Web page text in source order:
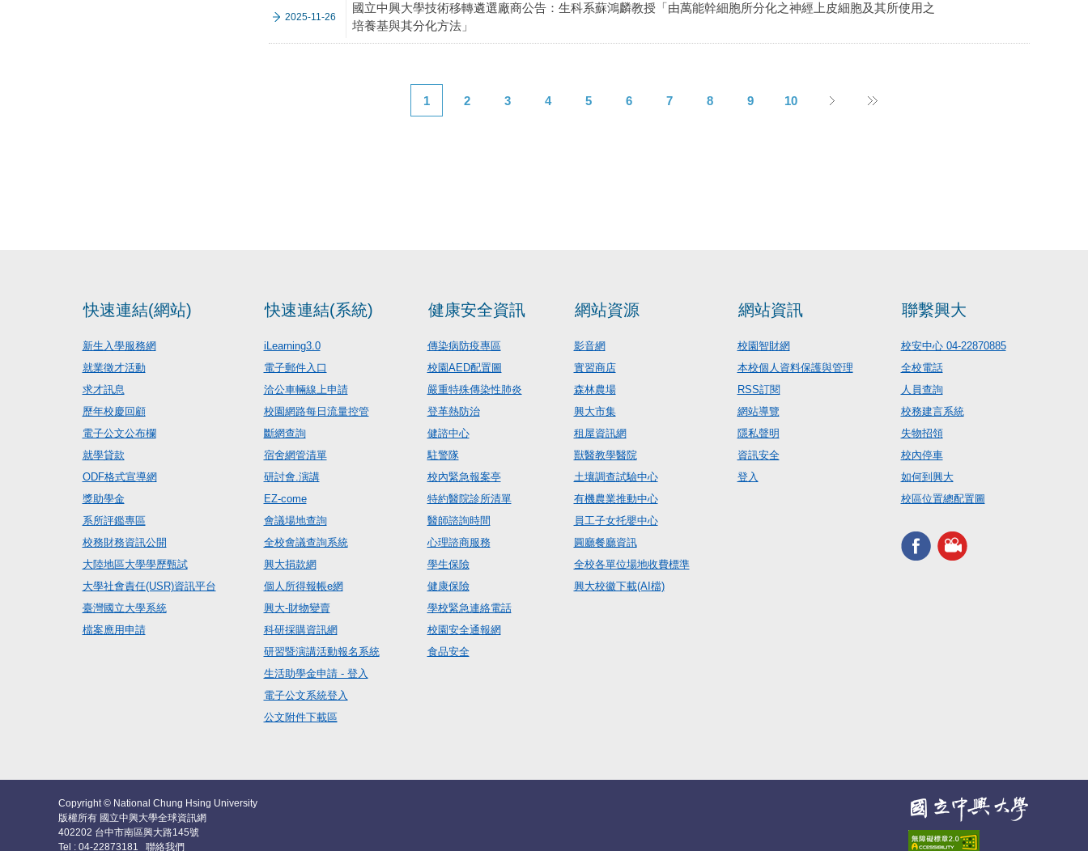
2025-11-26
國立中興大學技術移轉遴選廠商公告：生科系蘇鴻麟教授「由萬能幹細胞所分化之神經上皮細胞及其所使用之
培養基與其分化方法」
1 2 3 4 5 6 7 8 9 10
快速連結(網站)
新生入學服務網
就業徵才活動
求才訊息
歷年校慶回顧
電子公文公布欄
就學貸款
ODF格式宣導網
獎助學金
系所評鑑專區
校務財務資訊公開
大陸地區大學學歷甄試
大學社會責任(USR)資訊平台
臺灣國立大學系統
檔案應用申請
快速連結(系統)
iLearning3.0
電子郵件入口
洽公車輛線上申請
校園網路每日流量控管
斷網查詢
宿舍網管清單
研討會.演講
EZ-come
會議場地查詢
全校會議查詢系統
興大捐款網
個人所得報帳e網
興大-財物變賣
科研採購資訊網
研習暨演講活動報名系統
生活助學金申請 - 登入
電子公文系統登入
公文附件下載區
健康安全資訊
傳染病防疫專區
校園AED配置圖
嚴重特殊傳染性肺炎
登革熱防治
健諮中心
駐警隊
校內緊急報案亭
特約醫院診所清單
醫師諮詢時間
心理諮商服務
學生保險
健康保險
學校緊急連絡電話
校園安全通報網
食品安全
網站資源
影音網
實習商店
森林農場
興大市集
租屋資訊網
獸醫教學醫院
土壤調查試驗中心
有機農業推動中心
員工子女托嬰中心
圓廳餐廳資訊
全校各單位場地收費標準
興大校徽下載(AI檔)
網站資訊
校園智財網
本校個人資料保護與管理
RSS訂閱
網站導覽
隱私聲明
資訊安全
登入
聯繫興大
校安中心 04-22870885
全校電話
人員查詢
校務建言系統
失物招領
校內停車
如何到興大
校區位置總配置圖
Copyright © National Chung Hsing University
版權所有 國立中興大學全球資訊網
402202 台中市南區興大路145號
Tel : 04-22873181 聯絡我們